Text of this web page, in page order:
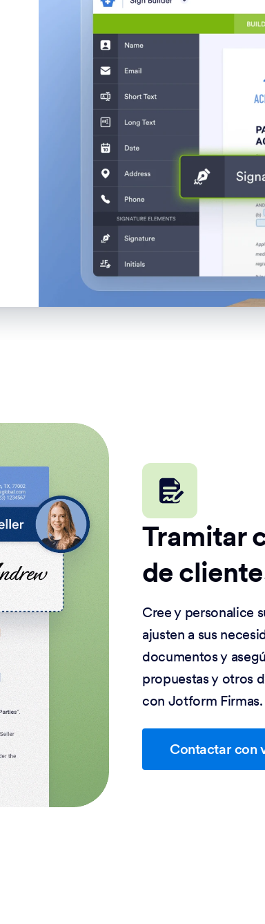
Tramitar
de
Cree y personalice
ajusten a sus
documentos y
propuestas y otros
con Jotform Firmas.
Contactar con